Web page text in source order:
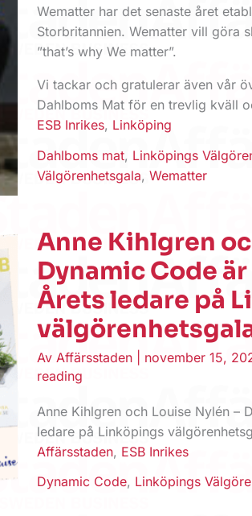
Wematter har det senaste året
Storbritannien. Wematter vill göra
”that’s why We matter”.
Vi tackar och gratulerar även vår
Dahlboms Mat för en trevlig kväll
ESB Inrikes, Linköping
Dahlboms mat, Linköpings
Välgörenhetsgala,Wematter
Anne Kihlgren
Dynamic Code
Årets ledare på
AvAffärsstaden november 15,
reading
Anne Kihlgren och Louise Nylén –
ledare på Linköpings
Affärsstaden, ESB Inrikes
Dynamic Code, Linköpings